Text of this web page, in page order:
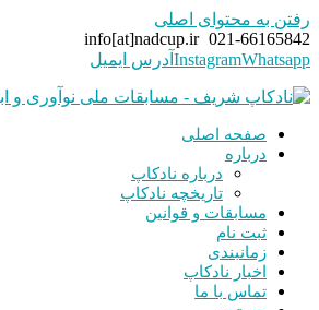
رفتن به محتوای اصلی
021-66165842
info[at]nadcup.ir
InstagramWhatsapp آدرس ایمیل
صفحه اصلی
درباره
درباره نادکاپ
تاریخچه نادکاپ
مسابقات و قوانین
ثبت نام
زمانبندی
اخبار نادکاپ
تماس با ما